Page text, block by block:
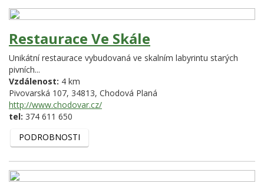
Restaurace Ve Skále
Unikátní restaurace vybudovaná ve skalním labyrintu starých
pivních...
Vzdálenost: 4 km
Pivovarská 107, 34813, Chodová Planá
http://www.chodovar.cz/
tel: 374 611 650
PODROBNOSTI